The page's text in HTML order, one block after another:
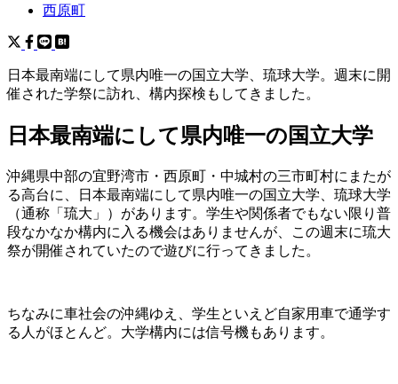
西原町
日本最南端にして県内唯一の国立大学、琉球大学。週末に開
催された学祭に訪れ、構内探検もしてきました。
日本最南端にして県内唯一の国立大学
沖縄県中部の宜野湾市・西原町・中城村の三市町村にまたが
る高台に、日本最南端にして県内唯一の国立大学、琉球大学
（通称「琉大」）があります。学生や関係者でもない限り普
段なかなか構内に入る機会はありませんが、この週末に琉大
祭が開催されていたので遊びに行ってきました。
ちなみに車社会の沖縄ゆえ、学生といえど自家用車で通学す
る人がほとんど。大学構内には信号機もあります。